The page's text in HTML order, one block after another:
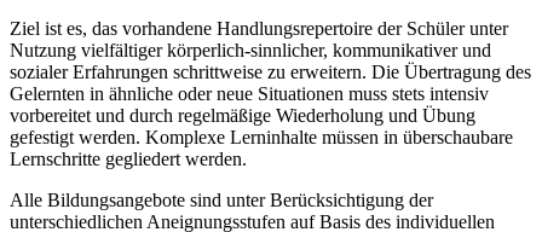
Ziel ist es, das vorhandene Handlungsrepertoire der Schüler unter
Nutzung vielfältiger körperlich-sinnlicher, kommunikativer und
sozialer Erfahrungen schrittweise zu erweitern. Die Übertragung des
Gelernten in ähnliche oder neue Situationen muss stets intensiv
vorbereitet und durch regelmäßige Wiederholung und Übung
gefestigt werden. Komplexe Lerninhalte müssen in überschaubare
Lernschritte gegliedert werden.
Alle Bildungsangebote sind unter Berücksichtigung der
unterschiedlichen Aneignungsstufen auf Basis des individuellen